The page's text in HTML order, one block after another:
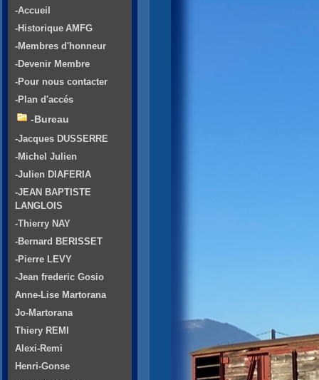
-Accueil
-Historique AMFG
-Membres d'honneur
-Devenir Membre
-Pour nous contacter
-Plan d'accés
-Bureau
-Jacques DUSSERRE
-Michel Julien
-Julien DIAFERIA
-JEAN BAPTISTE
LANGLOIS
-Thierry NAY
-Bernard BERISSET
-Pierre LEVY
-Jean frederic Gosio
Anne-Lise Martorana
Jo-Martorana
Thiery REMI
Alexi-Remi
Henri-Gonse